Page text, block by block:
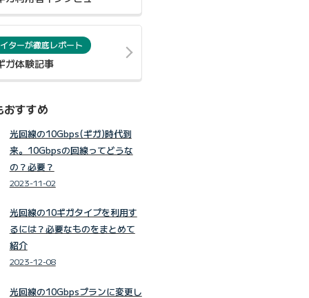
ターが徹底レポート
ガ体験記事
おすすめ
光回線の10Gbps(ギガ)時代到
来。10Gbpsの回線ってどうな
の？必要？
2023-11-02
光回線の10ギガタイプを利用す
るには？必要なものをまとめて
紹介
2023-12-08
光回線の10Gbpsプランに変更し